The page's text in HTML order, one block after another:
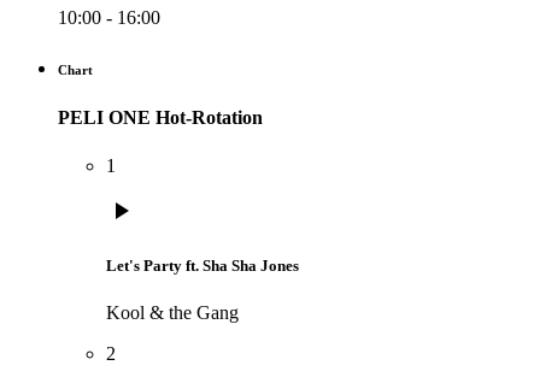
10:00 - 16:00
Chart
PELI ONE Hot-Rotation
1
play_arrow
Let's Party ft. Sha Sha Jones
Kool & the Gang
2